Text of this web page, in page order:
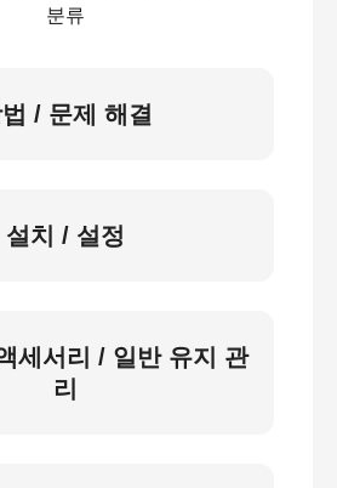
분류
/ 문제 해결
설치 / 설정
세서리 / 일반 유지 관
리